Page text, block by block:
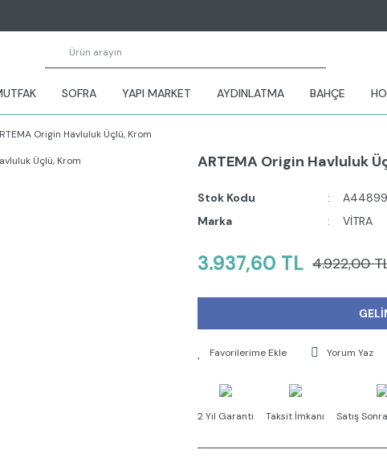
SOFRA YAPI MARKET AYDINLATMA BAHÇE
Origin Havluluk Üçlü, Krom
ARTEMA Origin Havluluk
Stok Kodu
A44899
Marka
VİTRA
3.937,60 TL 4.922,00
Yorum Yaz
2 Yıl Garanti Taksit İmkanı Satış